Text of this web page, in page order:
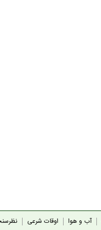
آب و هوا اوقات شرعی